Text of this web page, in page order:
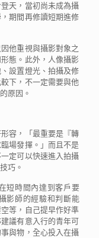
天，當初尚未成為攝
期間再修讀短期進修
他重視與攝影對象之
態。此外，人像攝影
設置燈光、拍攝及修
下，不一定需要與他
原因。
容，「最重要是『轉
場發揮。」而且不是
定可以快速進入拍攝
巧。
短時間內達到客戶要
影師的經驗和判斷能
等，自己提早作好準
議有意入行的青年可
與物，全心投入在攝